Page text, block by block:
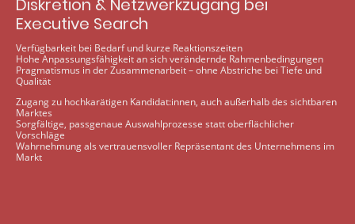
Diskretion & Netzwerkzugang bei
Executive Search
Verfügbarkeit bei Bedarf und kurze Reaktionszeiten
Hohe Anpassungsfähigkeit an sich verändernde Rahmenbedingungen
Pragmatismus in der Zusammenarbeit – ohne Abstriche bei Tiefe und
Qualität
Zugang zu hochkarätigen Kandidat:innen, auch außerhalb des sichtbaren
Marktes
Sorgfältige, passgenaue Auswahlprozesse statt oberflächlicher
Vorschläge
Wahrnehmung als vertrauensvoller Repräsentant des Unternehmens im
Markt